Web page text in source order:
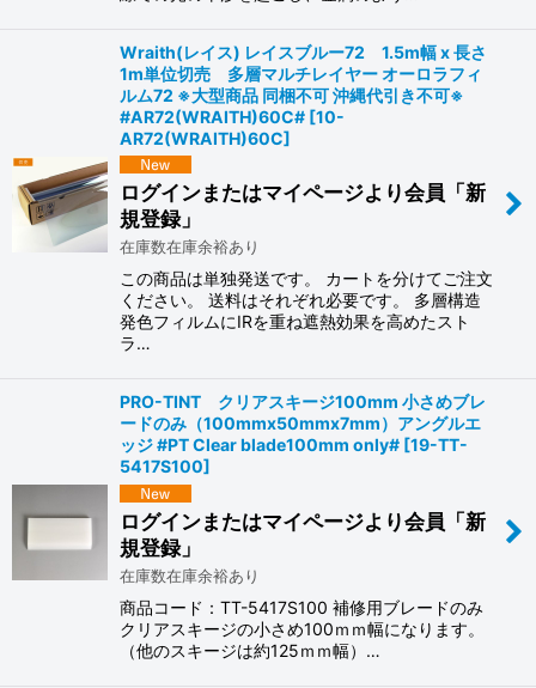
Wraith(レイス) レイスブルー72 1.5m幅 x 長さ
1m単位切売 多層マルチレイヤー オーロラフィ
ルム72 ※大型商品 同梱不可 沖縄代引き不可※
#AR72(WRAITH)60C# [10-
AR72(WRAITH)60C]
ログインまたはマイページより会員「新
規登録」
在庫数在庫余裕あり
この商品は単独発送です。 カートを分けてご注文
ください。 送料はそれぞれ必要です。 多層構造
発色フィルムにIRを重ね遮熱効果を高めたスト
ラ…
PRO-TINT クリアスキージ100mm 小さめブレ
ードのみ（100mmx50mmx7mm）アングルエ
ッジ #PT Clear blade100mm only# [19-TT-
5417S100]
ログインまたはマイページより会員「新
規登録」
在庫数在庫余裕あり
商品コード：TT-5417S100 補修用ブレードのみ
クリアスキージの小さめ100ｍｍ幅になります。
（他のスキージは約125ｍｍ幅）…